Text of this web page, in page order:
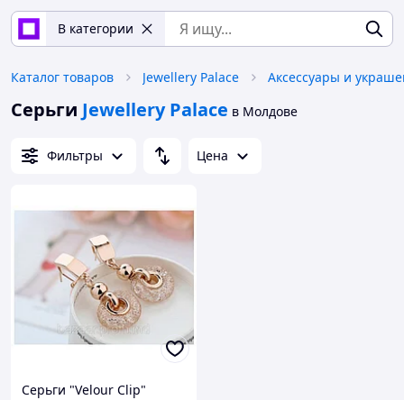
В категории
Каталог товаров Jewellery Palace Аксессуары и
Серьги Jewellery Palace в Молдове
Фильтры Цена
Серьги "Velour Clip"